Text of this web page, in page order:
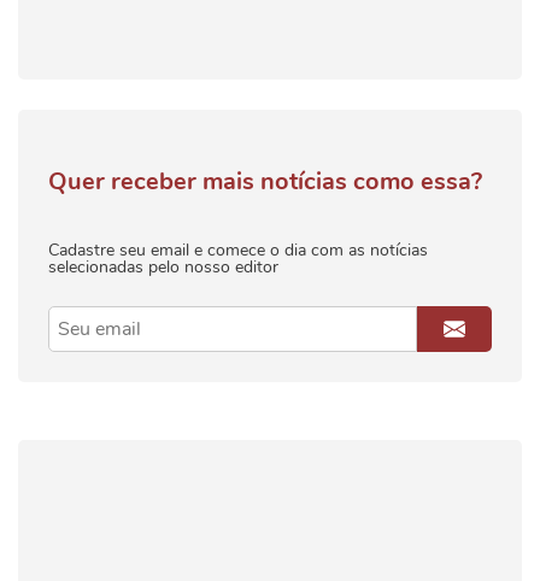
Quer receber mais notícias como essa?
Cadastre seu email e comece o dia com as notícias
selecionadas pelo nosso editor